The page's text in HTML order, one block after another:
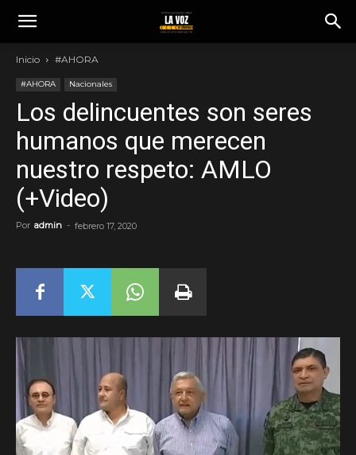
Inicio #AHORA
#AHORA Nacionales
Los delincuentes son seres
humanos que merecen
nuestro respeto: AMLO
(+Video)
Por admin - febrero 17, 2020